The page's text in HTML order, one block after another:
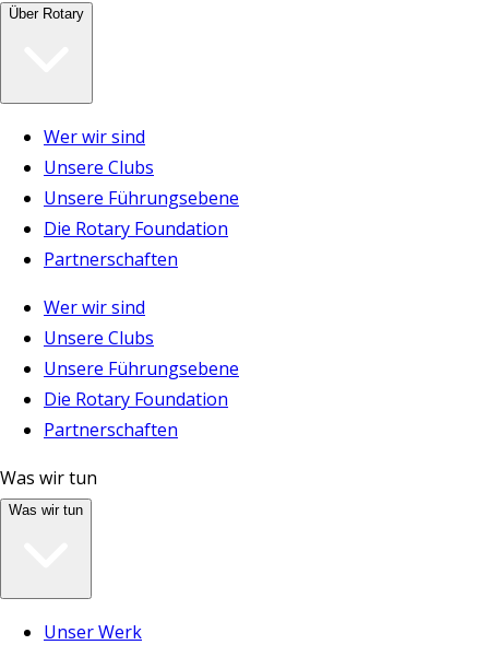
Über Rotary
Wer wir sind
Unsere Clubs
Unsere Führungsebene
Die Rotary Foundation
Partnerschaften
Wer wir sind
Unsere Clubs
Unsere Führungsebene
Die Rotary Foundation
Partnerschaften
Was wir tun
Was wir tun
Unser Werk